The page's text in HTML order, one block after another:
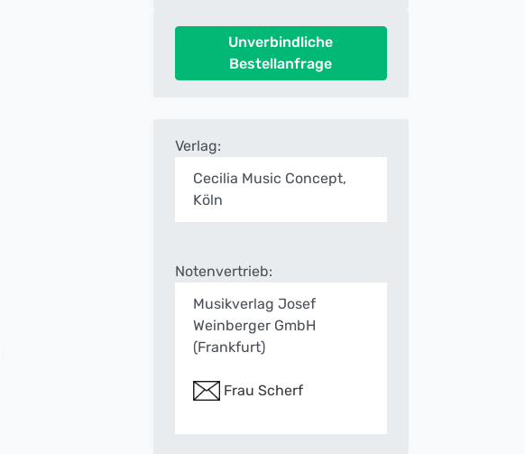
Unverbindliche
Bestellanfrage
Verlag:
Cecilia Music Concept,
Köln
Notenvertrieb:
Musikverlag Josef
Weinberger GmbH
(Frankfurt)
Frau Scherf